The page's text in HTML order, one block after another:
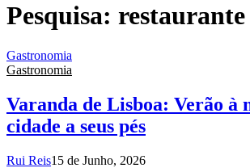
Pesquisa: restaurante
Gastronomia
Gastronomia
Varanda de Lisboa: Verão à
cidade a seus pés
Rui Reis15 de Junho, 2026